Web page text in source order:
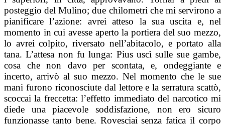
posteggio del Mulino; due chilometri che mi servirono a
pianificare l’azione: avrei atteso la sua uscita e, nel
momento in cui avesse aperto la portiera del suo mezzo,
lo avrei colpito, riversato nell’abitacolo, e portato alla
tana. L’attesa non fu lunga: Pius uscì sulle sue gambe,
cosa che non davo per scontata, e, ondeggiante e
incerto, arrivò al suo mezzo. Nel momento che le sue
mani furono riconosciute dal lettore e la serratura scattò,
scoccai la freccetta: l’effetto immediato del narcotico mi
diede una piacevole soddisfazione, non ero sicuro
funzionasse tanto bene. Rovesciai senza fatica il corpo